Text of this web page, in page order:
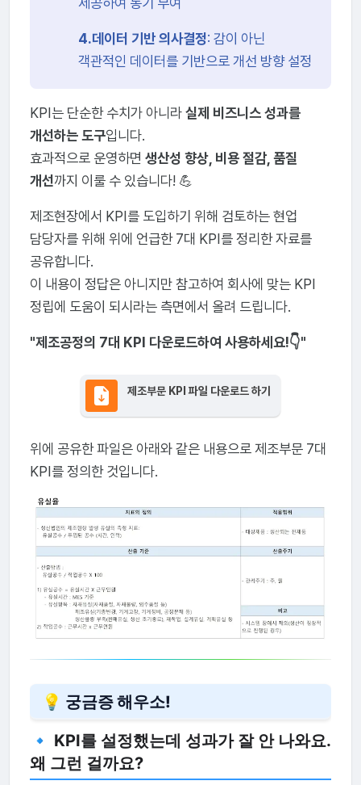
4.데이터 기반 의사결정: 감이 아닌
객관적인 데이터를 기반으로 개선 방향 설정
KPI는 단순한 수치가 아니라실제 비즈니스 성과를
개선하는 도구입니다.
효과적으로 운영하면 생산성 향상, 비용 절감, 품질
개선까지 이룰 수 있습니다! 💪
제조현장에서 KPI를 도입하기 위해 검토하는 현업
담당자를 위해 위에 언급한 7대 KPI를 정리한 자료를
공유합니다.
이 내용이 정답은 아니지만 참고하여 회사에 맞는 KPI
정립에 도움이 되시라는 측면에서 올려 드립니다.
"제조공정의 7대 KPI 다운로드하여 사용하세요!👇"
제조부문 KPI 파일 다운로드 하기
위에 공유한 파일은 아래와 같은 내용으로 제조부문 7대
KPI를 정의한 것입니다.
💡 궁금증 해우소!
🔹 KPI를 설정했는데 성과가 잘 안 나와요.
왜 그런 걸까요?